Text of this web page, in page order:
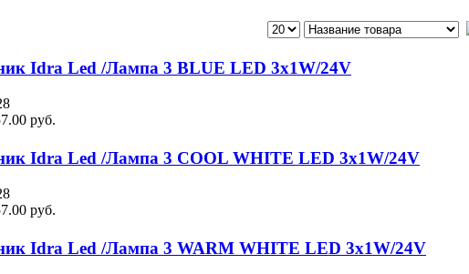
Idra Led /Лампа 3 BLUE LED 3x1W/24V
руб.
Idra Led /Лампа 3 COOL WHITE LED 3x1W/24V
руб.
Idra Led /Лампа 3 WARM WHITE LED 3x1W/24V